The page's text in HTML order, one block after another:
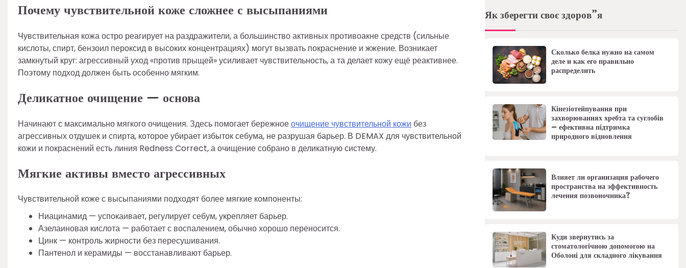
Почему чувствительной коже сложнее с высыпаниями
Чувствительная кожа остро реагирует на раздражители, а большинство активных противоакне средств (сильные
кислоты, спирт, бензоил пероксид в высоких концентрациях) могут вызвать покраснение и жжение. Возникает
замкнутый круг: агрессивный уход «против прыщей» усиливает чувствительность, а та делает кожу ещё реактивнее.
Поэтому подход должен быть особенно мягким.
Деликатное очищение — основа
Начинают с максимально мягкого очищения. Здесь помогает бережноеочищение чувствительной кожи без
агрессивных отдушек и спирта, которое убирает избыток себума, не разрушая барьер. В DEMAX для чувствительной
кожи и покраснений есть линия Redness Correct, а очищение собрано в деликатную систему.
Мягкие активы вместо агрессивных
Чувствительной коже с высыпаниями подходят более мягкие компоненты:
Ниацинамид — успокаивает, регулирует себум, укрепляет барьер.
Азелаиновая кислота — работает с воспалением, обычно хорошо переносится.
Цинк — контроль жирности без пересушивания.
Пантенол и керамиды — восстанавливают барьер.
Як зберегти своє здоров”я
Сколько белка нужно на самом
деле и как его правильно
распределить
Кінезіотейпування при
захворюваннях хребта та суглобів
– ефективна підтримка
природного відновлення
Влияет ли организация рабочего
пространства на эффективность
лечения позвоночника?
Куди звернутись за
стоматологічною допомогою на
Оболоні для складного лікування